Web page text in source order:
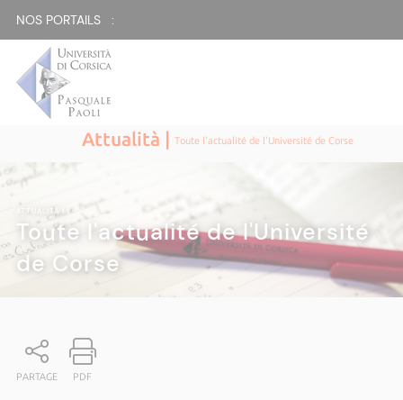
NOS PORTAILS :
Attualità |Toute l'actualité de l'Université de Corse
ATTUALITÀ|
Toute l'actualité de l'Université
de Corse
PARTAGE PDF